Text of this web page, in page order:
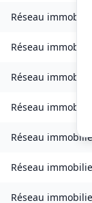
Réseau
Réseau
Réseau
Réseau
Réseau
Réseau
Réseau